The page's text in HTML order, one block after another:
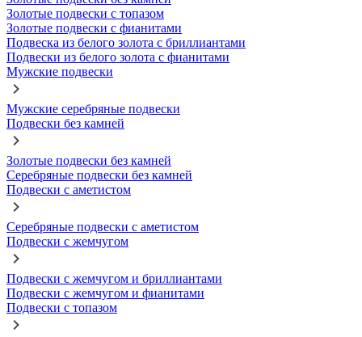
Золотые подвески с топазом
Золотые подвески с фианитами
Подвеска из белого золота с бриллиантами
Подвески из белого золота с фианитами
Мужские подвески
Мужские серебряные подвески
Подвески без камней
Золотые подвески без камней
Серебряные подвески без камней
Подвески с аметистом
Серебряные подвески с аметистом
Подвески с жемчугом
Подвески с жемчугом и бриллиантами
Подвески с жемчугом и фианитами
Подвески с топазом